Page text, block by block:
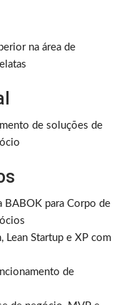
na área de
de soluções de
BABOK para Corpo de
Lean Startup e XP com
de